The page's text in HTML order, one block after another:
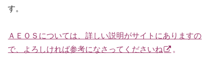
す。
ＡＥＯＳについては、詳しい説明がサイトにありますの
で、よろしければ参考になさってくださいね
。